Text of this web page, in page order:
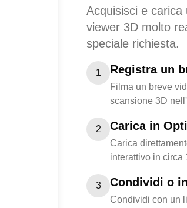
Acquisisci e
viewer 3D molto
speciale richiesta.
1 Registra un
Filma un breve
scansione 3D
2 Carica in
Carica
interattivo in circa
3 Condividi o
Condividi con un